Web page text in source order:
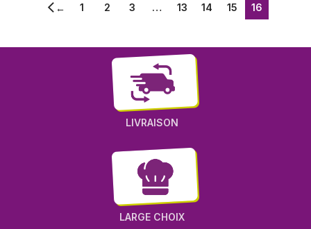
← 1 2 3 … 13 14 15 16
LIVRAISON
LARGE CHOIX